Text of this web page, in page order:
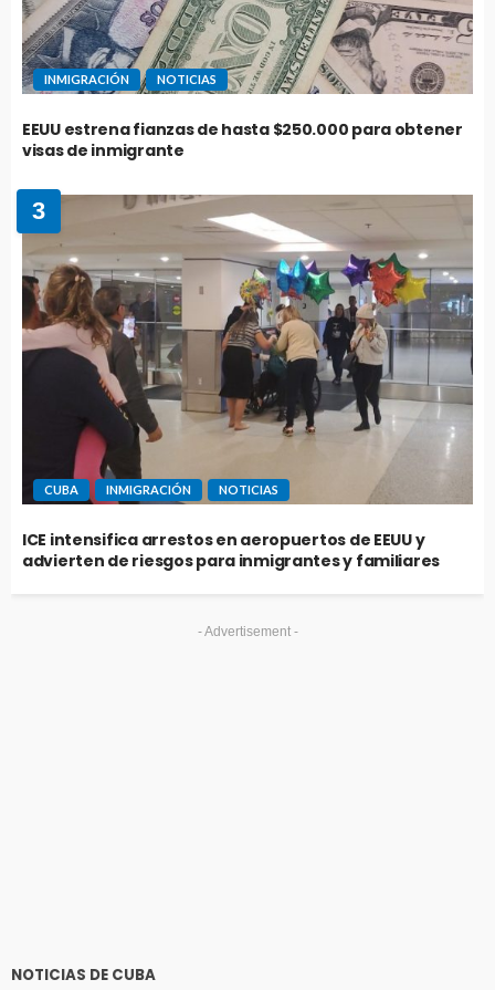
INMIGRACIÓN NOTICIAS
EEUU estrena fianzas de hasta $250.000 para obtener
visas de inmigrante
3
CUBA INMIGRACIÓN NOTICIAS
ICE intensifica arrestos en aeropuertos de EEUU y
advierten de riesgos para inmigrantes y familiares
- Advertisement -
NOTICIAS DE CUBA